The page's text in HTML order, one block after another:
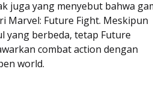
juga yang menyebut bahwa
Marvel: Future Fight. Meskipun
yang berbeda, tetap Future
combat action dengan
world.